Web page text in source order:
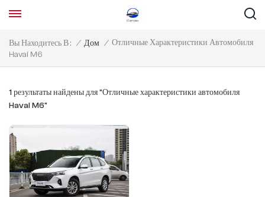
Вы Находитесь В : / Дом / Отличные Характеристики Автомобиля
Haval M6
1 результаты найдены для "Отличные характеристики автомобиля
Haval M6"